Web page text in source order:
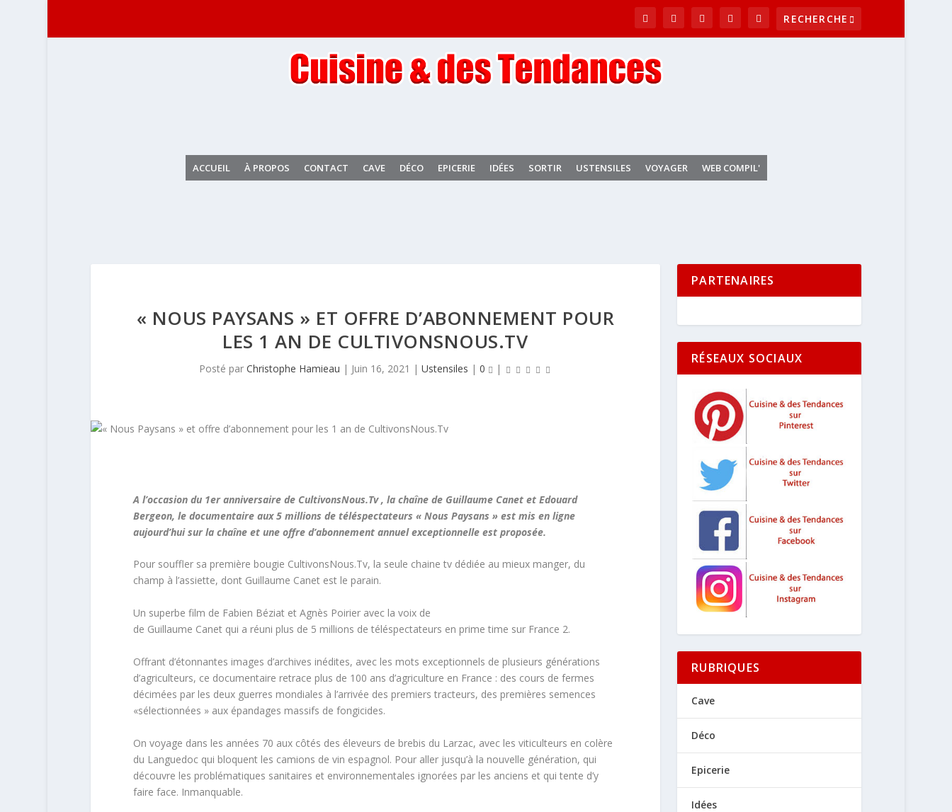
ACCUEIL À PROPOS CONTACT CAVE DÉCO EPICERIE IDÉES SORTIR USTENSILES VOYAGER WEB COMPIL'
« NOUS PAYSANS » ET OFFRE D’ABONNEMENT POUR
LES 1 AN DE CULTIVONSNOUS.TV
Posté parChristophe Hamieau | Juin 16, 2021 |Ustensiles |0 |
A l’occasion du 1er anniversaire de CultivonsNous.Tv , la chaîne de Guillaume Canet et Edouard
Bergeon, le documentaire aux 5 millions de téléspectateurs « Nous Paysans » est mis en ligne
aujourd’hui sur la chaîne et une offre d’abonnement annuel exceptionnelle est proposée.
Pour souffler sa première bougie CultivonsNous.Tv, la seule chaine tv dédiée au mieux manger, du
champ à l’assiette, dont Guillaume Canet est le parain.
Un superbe film de Fabien Béziat et Agnès Poirier avec la voix de
de Guillaume Canet qui a réuni plus de 5 millions de téléspectateurs en prime time sur France 2.
Offrant d’étonnantes images d’archives inédites, avec les mots exceptionnels de plusieurs générations
d’agriculteurs, ce documentaire retrace plus de 100 ans d’agriculture en France : des cours de fermes
décimées par les deux guerres mondiales à l’arrivée des premiers tracteurs, des premières semences
«sélectionnées » aux épandages massifs de fongicides.
On voyage dans les années 70 aux côtés des éleveurs de brebis du Larzac, avec les viticulteurs en colère
du Languedoc qui bloquent les camions de vin espagnol. Pour aller jusqu’à la nouvelle génération, qui
découvre les problématiques sanitaires et environnementales ignorées par les anciens et qui tente d’y
faire face. Inmanquable.
PARTENAIRES
RÉSEAUX SOCIAUX
RUBRIQUES
Cave
Déco
Epicerie
Idées